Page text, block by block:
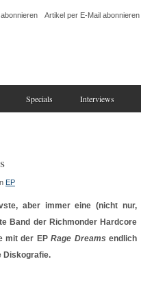
Artikel per E-Mail abonnieren
Specials Interviews
EP
aber immer eine (nicht nur,
Band der Richmonder Hardcore
mit der EPRage Dreams endlich
Diskografie.